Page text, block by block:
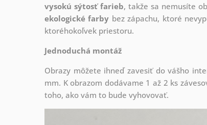
vysokú sýtosť farieb, takže sa nemusíte
ekologické farby bez zápachu, ktoré
ktoréhokoľvek priestoru.
Jednoduchá montáž
Obrazy môžete ihneď zavesiť do vášho
mm. K obrazom dodávame 1 až 2 ks
toho, ako vám to bude vyhovovať.